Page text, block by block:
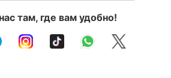
там, где вам удобно!